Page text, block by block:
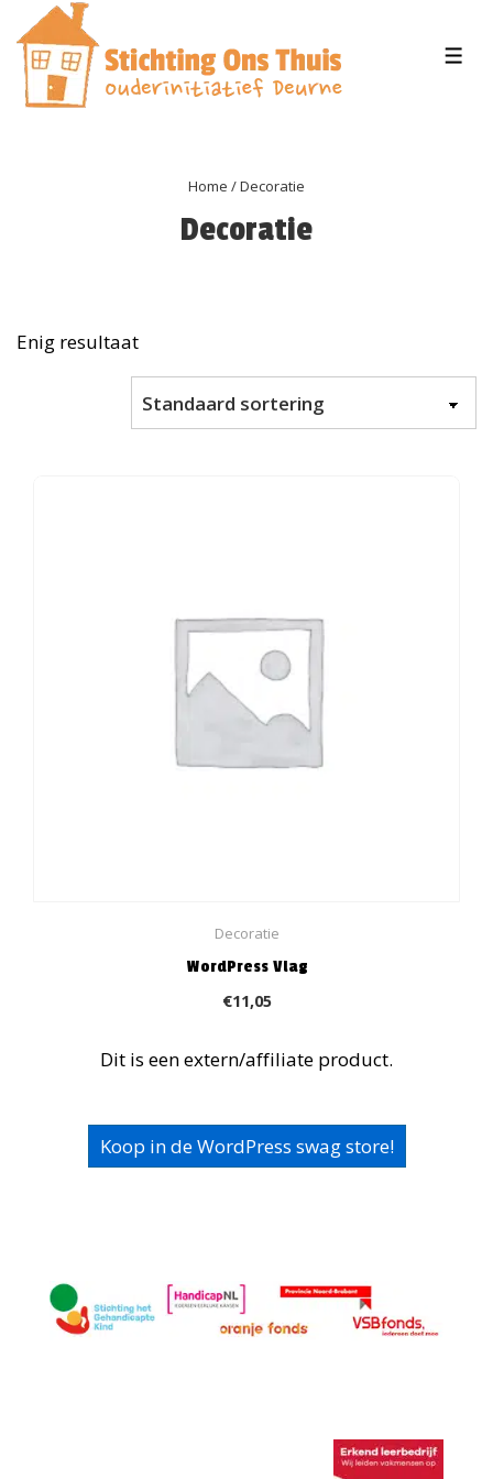
Doorgaan
naar
hoofdinhoud
Home / Decoratie
Decoratie
Enig resultaat
Decoratie
WordPress Vlag
€11,05
Dit is een extern/affiliate product.
Koop in de WordPress swag store!